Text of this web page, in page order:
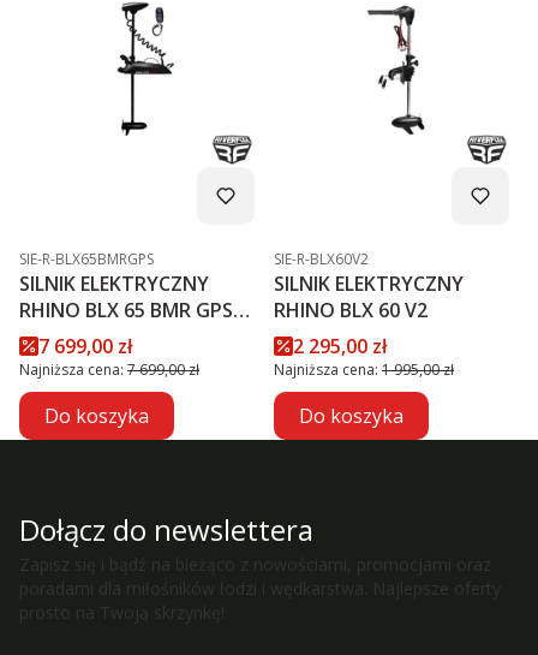
Kod produktu
SIE-R-BLX65BMRGPS
SILNIK ELEKTRYCZNY
RHINO BLX 65 BMR GPS
NXTCena promocyjna
7 699,00 zł
Najniższa cena: 7 699,00 zł
Do koszyka
Kod produktu
SIE-R-BLX60V2
SILNIK ELEKTRYCZNY
RHINO BLX 60 V2
Cena promocyjna
2 295,00 zł
Najniższa cena: 1 995,00 zł
Do koszyka
Dołącz do newslettera
Zapisz się i bądź na bieżąco z nowościami, promocjami oraz
poradami dla miłośników łodzi i wędkarstwa. Najlepsze oferty
prosto na Twoją skrzynkę!